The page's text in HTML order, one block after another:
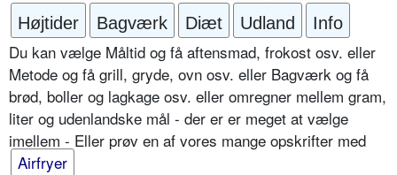
Højtider
Bagværk Diæt Udland Info
Du kan vælge Måltid og få aftensmad, frokost osv. eller
Metode og få grill, gryde, ovn osv. eller Bagværk og få
brød, boller og lagkage osv. eller omregner mellem gram,
liter og udenlandske mål - der er er meget at vælge
imellem - Eller prøv en af vores mange opskrifter med
Airfryer